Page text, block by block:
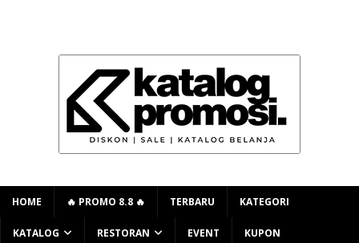
HOME 🔥 PROMO 8.8 🔥 TERBARU KATEGORI
KATALOG RESTORAN EVENT KUPON